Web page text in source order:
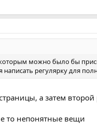
можно было бы
регулярку для
а затем
то непонятные вещи